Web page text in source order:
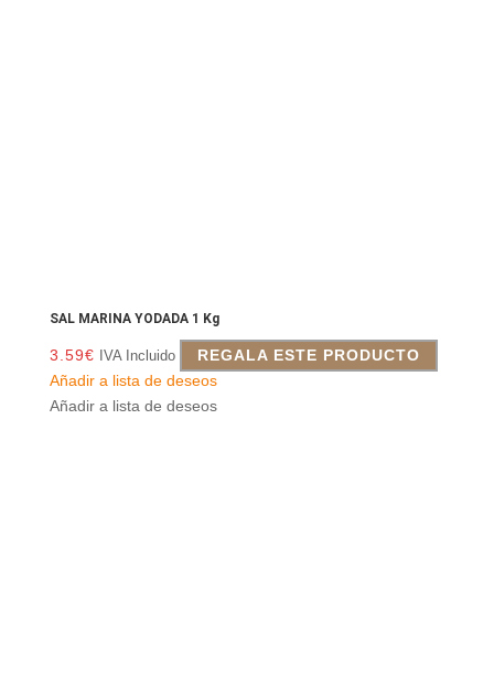
SAL MARINA YODADA 1 Kg
3.59€ IVA Incluido
REGALA ESTE PRODUCTO
Añadir a lista de deseos
Añadir a lista de deseos